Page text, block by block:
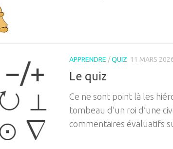
APPRENDRE /QUIZ 11 MARS
Le quiz
Ce ne sont point là les
tombeau d’un roi d’une
commentaires évaluatifs